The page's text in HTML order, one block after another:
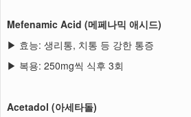
Mefenamic Acid (메페나믹 애시드)
▶ 효능: 생리통, 치통 등 강한 통증
▶ 복용: 250mg씩 식후 3회
Acetadol (아세타돌)